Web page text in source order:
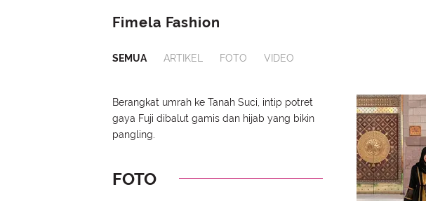
Fimela Fashion
SEMUA ARTIKEL FOTO VIDEO
Berangkat umrah ke Tanah Suci, intip potret
gaya Fuji dibalut gamis dan hijab yang bikin
pangling.
FOTO